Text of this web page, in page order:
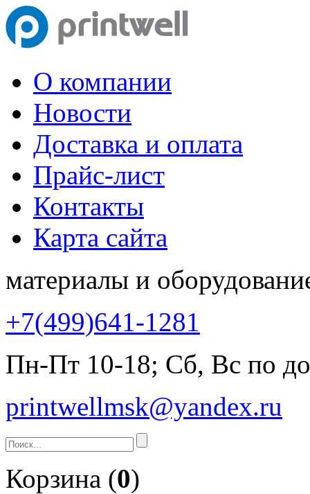
О компании
Новости
Доставка и оплата
Прайс-лист
Контакты
Карта сайта
материалы и
+7(499)641-1281
Пн-Пт 10-18; Сб, Вс по
printwellmsk@yandex.ru
Корзина (0)